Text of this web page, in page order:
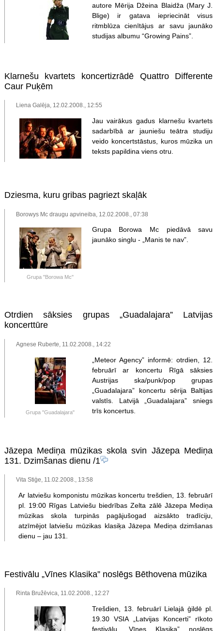
autore Mērija Džeina Blaidža (Mary J.
Blige) ir gatava iepriecināt visus
ritmblūza cienītājus ar savu jaunāko
studijas albumu “Growing Pains”.
Klarnešu kvartets koncertizrādē Quattro Differente
Caur Puķēm
Liena Galēja, 12.02.2008., 12:55
Jau vairākus gadus klarnešu kvartets
sadarbībā ar jauniešu teātra studiju
veido koncertstāstus, kuros mūzika un
teksts papildina viens otru.
Dziesma, kuru gribas pagriezt skaļāk
Borowys Mc draugu apvineiba, 12.02.2008., 07:38
Grupa "Borowa Mc"
Grupa Borowa Mc piedāvā savu
jaunāko singlu - „Manis te nav”.
Otrdien sāksies grupas „Guadalajara” Latvijas
koncerttūre
Agnese Ruberte, 11.02.2008., 14:22
Grupa "Guadalajara"
„Meteor Agency” informē: otrdien, 12.
februārī ar koncertu Rīgā sāksies
Austrijas ska/punk/pop grupas
„Guadalajara” koncertu sērija Baltijas
valstīs. Latvijā „Guadalajara” sniegs
trīs koncertus.
Jāzepa Mediņa mūzikas skola svin Jāzepa Mediņa
131. Dzimšanas dienu /1
Vita Stiģe, 11.02.2008., 13:58
Ar latviešu komponistu mūzikas koncertu trešdien, 13. februārī
pl. 19:00 Rīgas Latviešu biedrības Zelta zālē Jāzepa Mediņa
mūzikas skola turpinās pagājušogad aizsākto tradīciju,
atzīmējot latviešu mūzikas klasiķa Jāzepa Mediņa dzimšanas
dienu – jau 131.
Festivālu „Vīnes Klasika” noslēgs Bēthovena mūzika
Rinta Bružēvica, 11.02.2008., 12:27
Trešdien, 13. februārī Lielajā ģildē pl.
19.30 VSIA „Latvijas Koncerti” rīkoto
festivālu „Vīnes Klasika” noslēgs